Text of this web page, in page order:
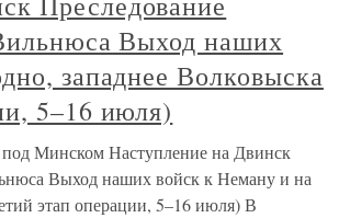
Выход наших
западнее Волковыска
5–16 июля)
Минском Наступление на Двинск
Выход наших войск к Неману и на
этап операции, 5–16 июля) В